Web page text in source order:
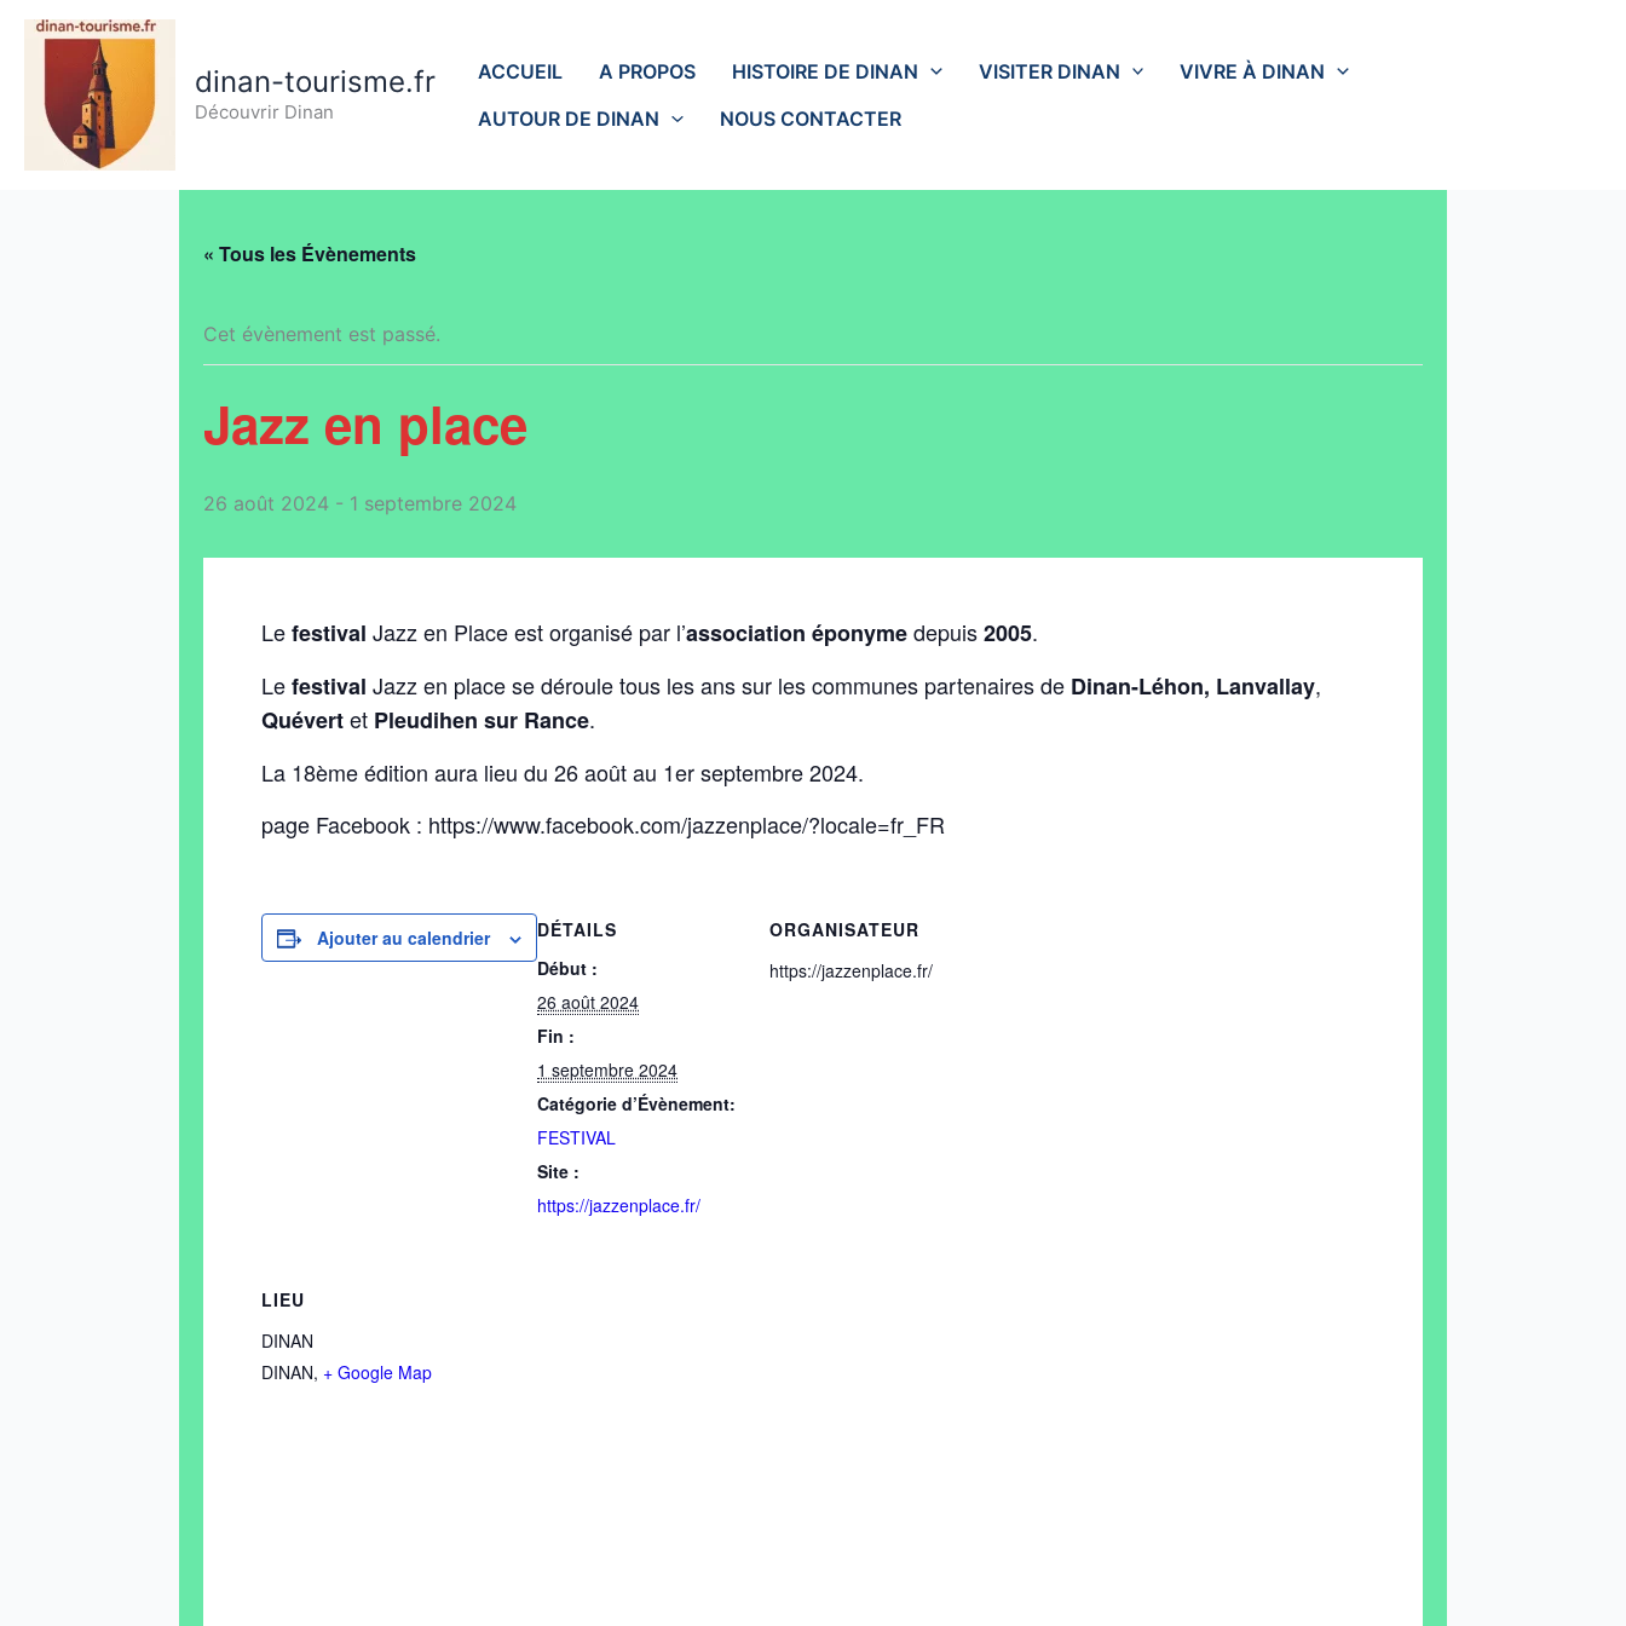
Aller
dinan-tourisme.fr
Découvrir Dinan
ACCUEIL A PROPOS HISTOIRE DE DINAN VISITER DINAN
VIVRE À DINAN
AUTOUR DE DINAN
NOUS CONTACTER
« Tous les Évènements
Cet évènement est passé.
Jazz en place
26 août 2024 - 1 septembre 2024
Lefestival Jazz en Place est organisé par l’association éponymedepuis2005.
Lefestival Jazz en place se déroule tous les ans sur les communes partenaires de Dinan-Léhon, Lanvallay,
Quévertet Pleudihen sur Rance.
La 18ème édition aura lieu du 26 août au 1er septembre 2024.
page Facebook : https://www.facebook.com/jazzenplace/?locale=fr_FR
Ajouter au calendrier
DÉTAILS
Début :
26 août 2024
Fin :
1 septembre 2024
Catégorie d’Évènement:
FESTIVAL
Site :
https://jazzenplace.fr/
ORGANISATEUR
https://jazzenplace.fr/
LIEU
DINAN
DINAN, + Google Map